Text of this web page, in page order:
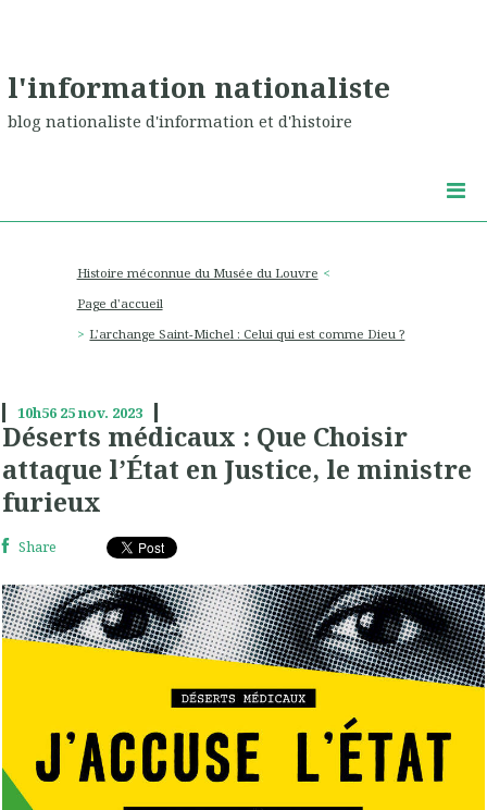
l'information nationaliste
blog nationaliste d'information et d'histoire
Histoire méconnue du Musée du Louvre
Page d'accueil
L'archange Saint-Michel : Celui qui est comme Dieu ?
10h56 25nov. 2023
Déserts médicaux : Que Choisir
attaque l’État en Justice, le ministre
furieux
Share